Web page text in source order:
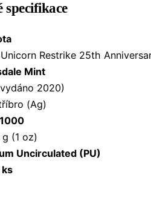
Restrike 25th
Mint
2020)
(Ag)
g (1 oz)
Uncirculated (PU)